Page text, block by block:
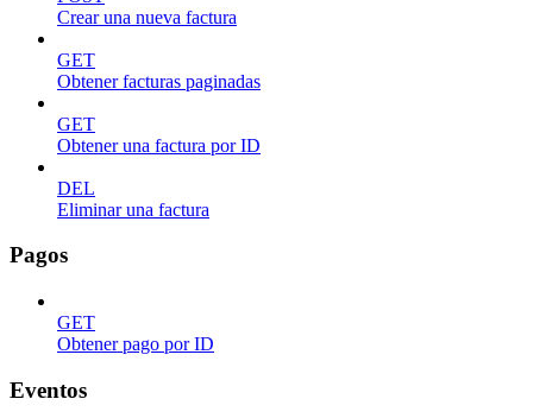
Crear una nueva factura
GET
Obtener facturas paginadas
GET
Obtener una factura por ID
DEL
Eliminar una factura
Pagos
GET
Obtener pago por ID
Eventos